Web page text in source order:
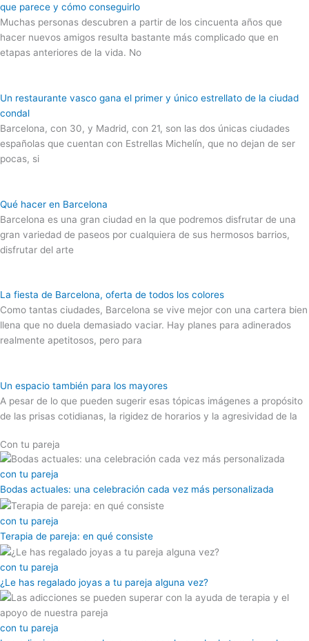
que parece y cómo conseguirlo
Muchas personas descubren a partir de los cincuenta años que
hacer nuevos amigos resulta bastante más complicado que en
etapas anteriores de la vida. No
Un restaurante vasco gana el primer y único estrellato de la ciudad
condal
Barcelona, con 30, y Madrid, con 21, son las dos únicas ciudades
españolas que cuentan con Estrellas Michelín, que no dejan de ser
pocas, si
Qué hacer en Barcelona
Barcelona es una gran ciudad en la que podremos disfrutar de una
gran variedad de paseos por cualquiera de sus hermosos barrios,
disfrutar del arte
La fiesta de Barcelona, oferta de todos los colores
Como tantas ciudades, Barcelona se vive mejor con una cartera bien
llena que no duela demasiado vaciar. Hay planes para adinerados
realmente apetitosos, pero para
Un espacio también para los mayores
A pesar de lo que pueden sugerir esas tópicas imágenes a propósito
de las prisas cotidianas, la rigidez de horarios y la agresividad de la
Con tu pareja
con tu pareja
Bodas actuales: una celebración cada vez más personalizada
con tu pareja
Terapia de pareja: en qué consiste
con tu pareja
¿Le has regalado joyas a tu pareja alguna vez?
con tu pareja